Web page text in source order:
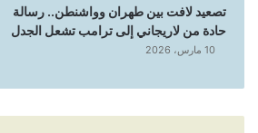
تصعيد لافت بين طهران وواشنطن.. رسالة
حادة من لاريجاني إلى ترامب تشعل الجدل
10 مارس، 2026